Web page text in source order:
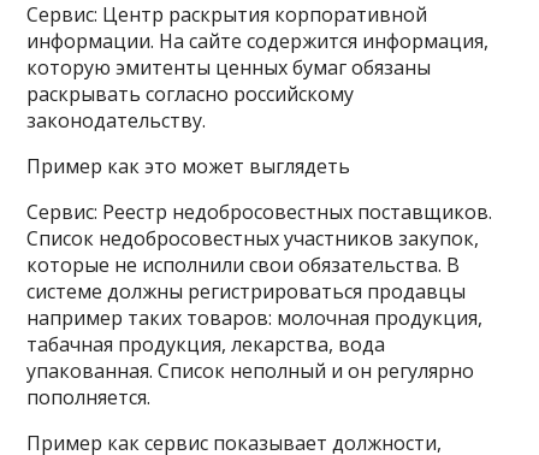
Сервис: Центр раскрытия корпоративной
информации. На сайте содержится информация,
которую эмитенты ценных бумаг обязаны
раскрывать согласно российскому
законодательству.
Пример как это может выглядеть
Сервис: Реестр недобросовестных поставщиков.
Список недобросовестных участников закупок,
которые не исполнили свои обязательства. В
системе должны регистрироваться продавцы
например таких товаров: молочная продукция,
табачная продукция, лекарства, вода
упакованная. Список неполный и он регулярно
пополняется.
Пример как сервис показывает должности,